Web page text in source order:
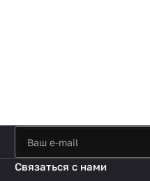
Связаться с нами